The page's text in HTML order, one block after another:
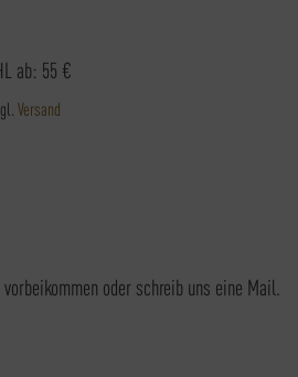
ab: 55 €
Versand
oder schreib uns eine Mail.